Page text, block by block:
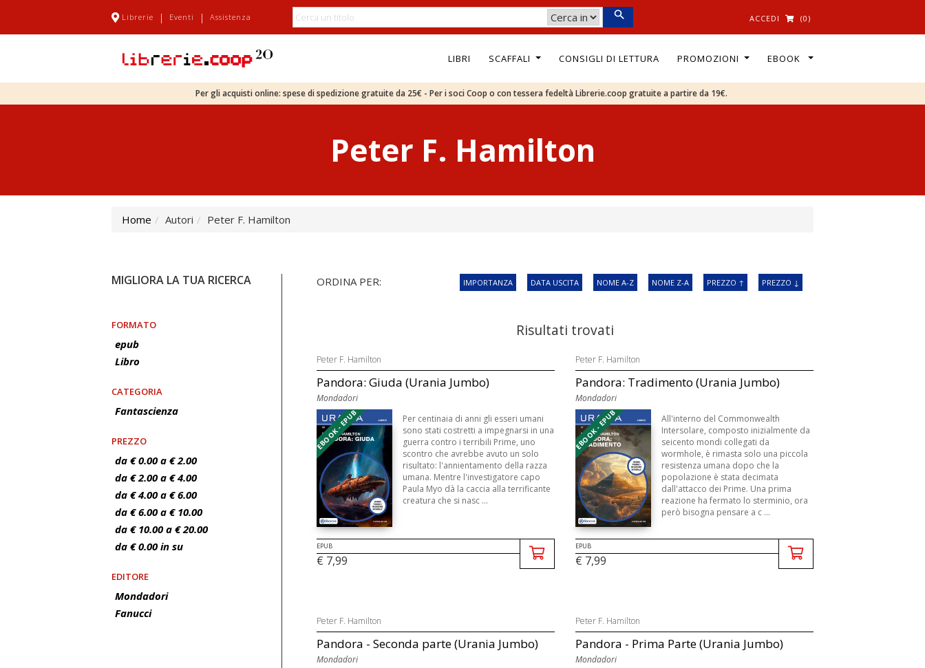
Librerie | Eventi | Assistenza ACCEDI (0)
LIBRI SCAFFALI CONSIGLI DI LETTURA PROMOZIONI EBOOK
Per gli acquisti online: spese di spedizione gratuite da 25€ - Per i soci Coop o con tessera fedeltà Librerie.coop gratuite a partire da 19€.
Peter F. Hamilton
Home Autori Peter F. Hamilton
MIGLIORA LA TUA RICERCA
FORMATO
epub
Libro
CATEGORIA
Fantascienza
PREZZO
da € 0.00 a € 2.00
da € 2.00 a € 4.00
da € 4.00 a € 6.00
da € 6.00 a € 10.00
da € 10.00 a € 20.00
da € 0.00 in su
EDITORE
Mondadori
Fanucci
ORDINA PER: IMPORTANZA DATA USCITA NOME A-Z NOME Z-A PREZZO ↑ PREZZO ↓
Risultati trovati
Peter F. Hamilton
Pandora: Giuda (Urania Jumbo)
Mondadori
EBOOK - EPUB
Per centinaia di anni gli esseri umani
sono stati costretti a impegnarsi in una
guerra contro i terribili Prime, uno
scontro che avrebbe avuto un solo
risultato: l'annientamento della razza
umana. Mentre l'investigatore capo
Paula Myo dà la caccia alla terrificante
creatura che si nasc ...
EPUB
€ 7,99
Peter F. Hamilton
Pandora: Tradimento (Urania Jumbo)
Mondadori
EBOOK - EPUB
All'interno del Commonwealth
Intersolare, composto inizialmente da
seicento mondi collegati da
wormhole, è rimasta solo una piccola
resistenza umana dopo che la
popolazione è stata decimata
dall'attacco dei Prime. Una prima
reazione ha fermato lo sterminio, ora
però bisogna pensare a c ...
EPUB
€ 7,99
Peter F. Hamilton
Pandora - Seconda parte (Urania Jumbo)
Mondadori
Peter F. Hamilton
Pandora - Prima Parte (Urania Jumbo)
Mondadori